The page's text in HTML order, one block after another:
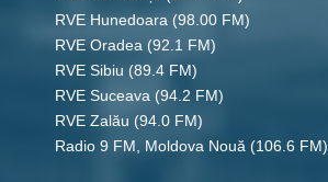
RVE Hunedoara (98.00 FM)
RVE Oradea (92.1 FM)
RVE Sibiu (89.4 FM)
RVE Suceava (94.2 FM)
RVE Zalău (94.0 FM)
Radio 9 FM, Moldova Nouă (106.6 FM)